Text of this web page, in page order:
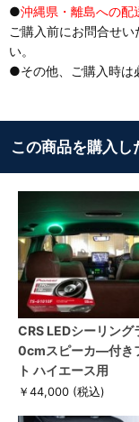
●沖縄県・離島への配
ご購入前にお問合せ
い。
●その他、ご購入時は
この商品を購入
CRS LEDシーリング
0cmスピーカ―付き
ト ハイエース用
￥44,000 (税込)